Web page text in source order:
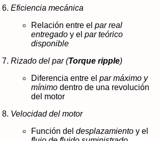
Eficiencia mecánica
Relación entre el par real
entregado y el par teórico
disponible
Rizado del par (Torque ripple)
Diferencia entre el par máximo y
mínimo dentro de una revolución
del motor
Velocidad del motor
Función del desplazamiento y el